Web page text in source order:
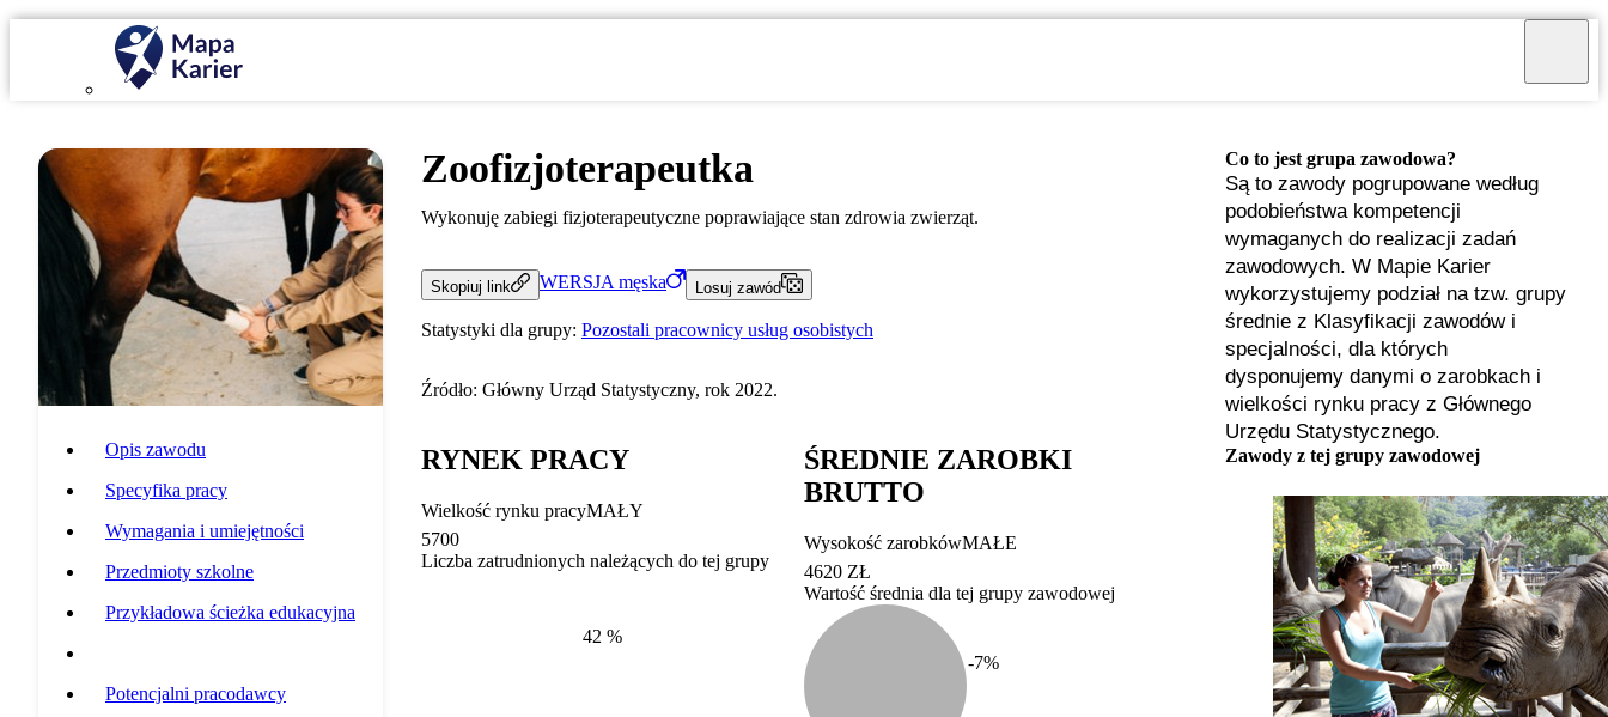
Opis zawodu
Specyfika pracy
Wymagania i umiejętności
Przedmioty szkolne
Przykładowa ścieżka edukacyjna
Potencjalni pracodawcy
Zoofizjoterapeutka
Wykonuję zabiegi fizjoterapeutyczne poprawiające stan zdrowia zwierząt.
Skopiuj link WERSJA męska Losuj zawód
Statystyki dla grupy: Pozostali pracownicy usług osobistych
Źródło: Główny Urząd Statystyczny, rok 2022.
RYNEK PRACY
Struktura wynagrodzeń
według zawodów, 2022
Wielkość rynku pracyMAŁY
5700
Liczba zatrudnionych należących do tej grupy
42 %
ŚREDNIE ZAROBKI
BRUTTO
całkowite wynagrodzenie
miesięczne brutto nie dla tego zawodu, lecz
uśrednione dla wszystkich zawodów z grupy,
do której należy ten zawód według Głównego
Wysokość zarobkówMAŁE
4620 ZŁ
Wartość średnia dla tej grupy zawodowej
-7%
Co to jest grupa zawodowa?
Są to zawody pogrupowane według
podobieństwa kompetencji
wymaganych do realizacji zadań
zawodowych. W Mapie Karier
wykorzystujemy podział na tzw. grupy
średnie z Klasyfikacji zawodów i
specjalności, dla których
dysponujemy danymi o zarobkach i
wielkości rynku pracy z Głównego
Urzędu Statystycznego.
Zawody z tej grupy zawodowej